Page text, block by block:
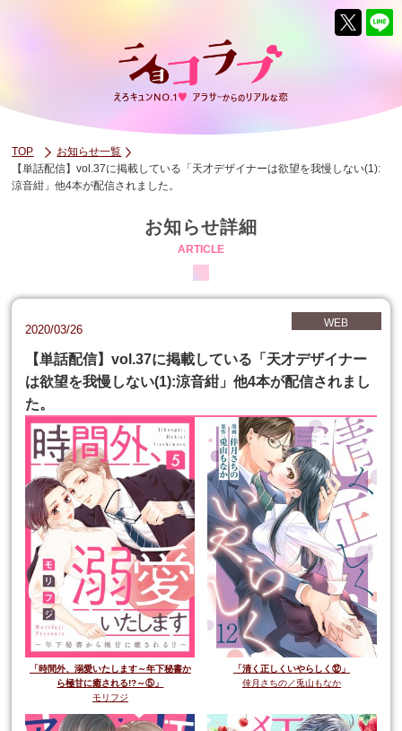
TOP
お知らせ一覧
【単話配信】vol.37に掲載している「天才デザイナーは欲望を我慢しない(1):
涼音紺」他4本が配信されました。
お知らせ詳細
ARTICLE
2020/03/26 WEB
【単話配信】vol.37に掲載している「天才デザイナー
は欲望を我慢しない(1):涼音紺」他4本が配信されまし
た。
「時間外、溺愛いたします～年下秘書か
ら極甘に癒される!?～⑤」
モリフジ
「清く正しくいやらしく⑫」
倖月さちの／兎山もなか